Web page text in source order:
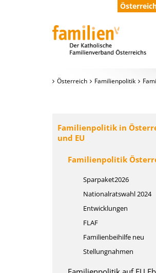
Österreich Familienpolitik
Familienpolitik in
und EU
Familienpolitik
Sparpaket2026
Nationalratswahl 2024
Entwicklungen
FLAF
Familienbeihilfe neu
Stellungnahmen